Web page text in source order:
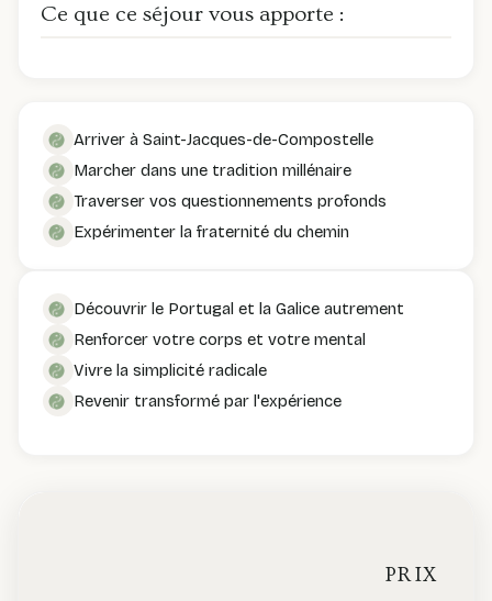
Ce que ce séjour vous apporte :
Arriver à Saint-Jacques-de-Compostelle
Marcher dans une tradition millénaire
Traverser vos questionnements profonds
Expérimenter la fraternité du chemin
Découvrir le Portugal et la Galice autrement
Renforcer votre corps et votre mental
Vivre la simplicité radicale
Revenir transformé par l'expérience
PRIX